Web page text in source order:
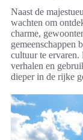
Naast de
wachten om
charme,
gemeenschappen
cultuur te
verhalen en
dieper in de rijke